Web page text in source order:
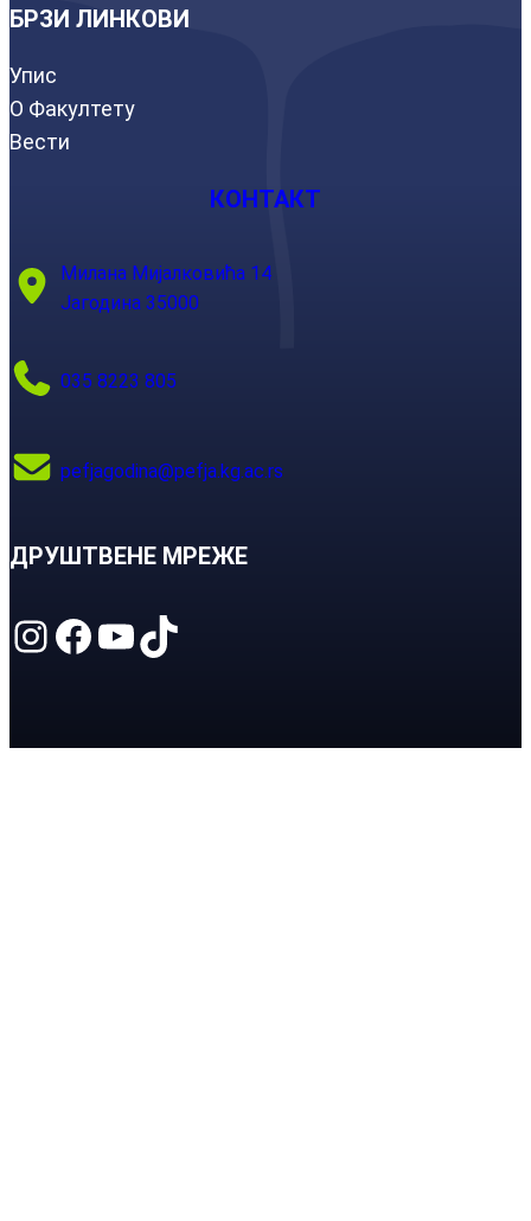
БРЗИ ЛИНКОВИ
Упис
О Факултету
Вести
КОНТАКТ
Милана Мијалковића 14
Јагодина 35000
035 8223 805
pefjagodina@pefja.kg.ac.rs
ДРУШТВЕНЕ МРЕЖЕ
Instagram Facebook YouTube TikTok